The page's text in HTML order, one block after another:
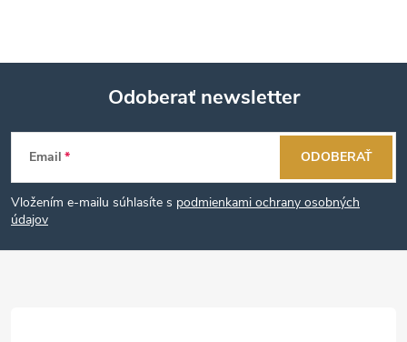
Z
á
p
Odoberať newsletter
Email
Vložením e-mailu súhlasíte s podmienkami ochrany osobných
údajov
ODOBERAŤ